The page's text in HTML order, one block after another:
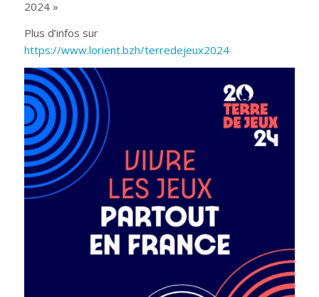
2024 »
Plus d’infos sur
https://www.lorient.bzh/terredejeux2024